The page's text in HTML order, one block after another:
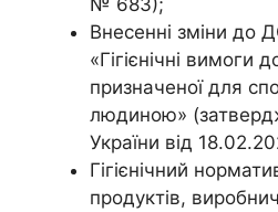
№ 683);
Внесенні зміни до
«Гігієнічні вимоги
призначеної для
людиною»
України від
Гігієнічний
продуктів,